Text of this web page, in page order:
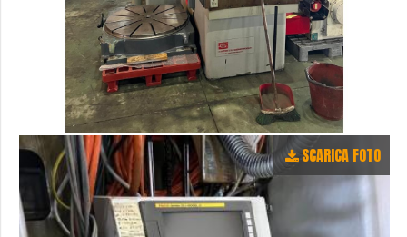
SCARICA FOTO